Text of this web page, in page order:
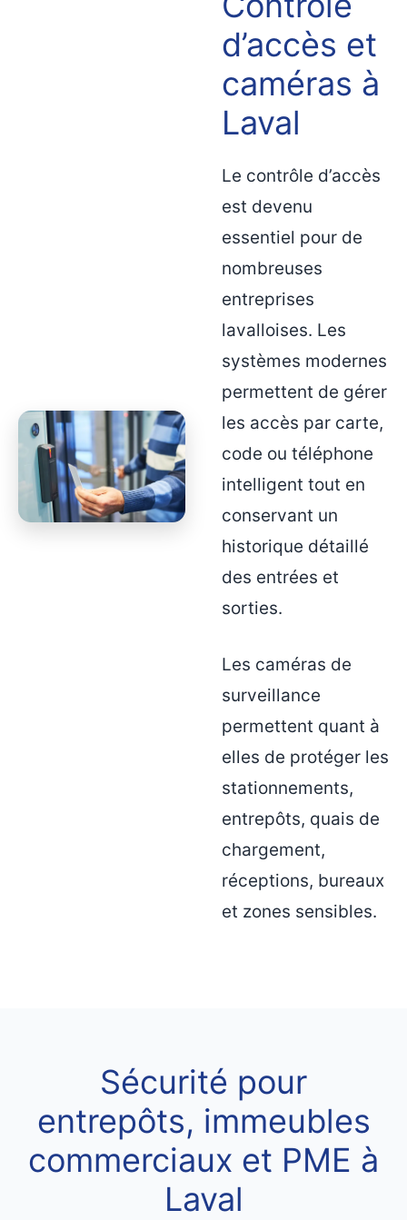
d’accès et
caméras à
Laval
Le contrôle d’accès
est devenu
essentiel pour de
nombreuses
entreprises
lavalloises. Les
systèmes modernes
permettent de gérer
les accès par carte,
code ou téléphone
intelligent tout en
conservant un
historique détaillé
des entrées et
sorties.
Les caméras de
surveillance
permettent quant à
elles de protéger les
stationnements,
entrepôts, quais de
chargement,
réceptions, bureaux
et zones sensibles.
Sécurité pour
entrepôts, immeubles
commerciaux et PME à
Laval